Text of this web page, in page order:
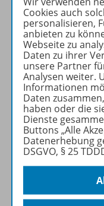
Zugehörige
Lösungen
Cookies auch
personalisieren,
anbieten zu
Webseite zu
Daten zu ihrer
unsere Partner
Analysen weiter.
Informationen
Daten
haben oder die
Dienste
Buttons „Alle
Datenerhebung
DSGVO, § 25